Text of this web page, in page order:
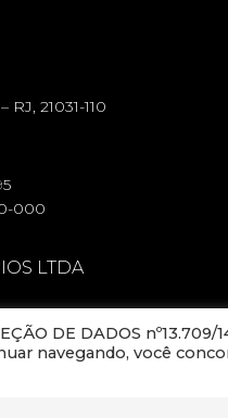
21031-110
000
LTDA
DE DADOS
navegando, você